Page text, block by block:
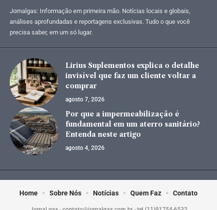
Jornalgas: Informação em primeira mão. Notícias locais e globais,
análises aprofundadas e reportagens exclusivas. Tudo o que você
precisa saber, em um só lugar.
Lirius Suplementos explica o detalhe
invisível que faz um cliente voltar a
comprar
agosto 7, 2026
Por que a impermeabilização é
fundamental em um aterro sanitário?
Entenda neste artigo
agosto 4, 2026
Home Sobre Nós Notícias Quem Faz Contato